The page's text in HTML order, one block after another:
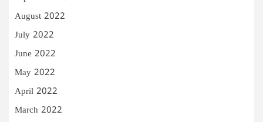
August 2022
July 2022
June 2022
May 2022
April 2022
March 2022